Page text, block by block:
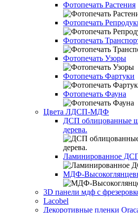
Фотопечать Растения
Фотопечать
Фотопечать
Фотопечать Узоры
Фотопечать Фартуки
Фотопечать Фауна
Цвета ЛДСП-МДФ
ДСП облицованные
дерева.
Ламинированное
МДФ-
3D панели мдф с
Lacobel
Декоротивные пленки